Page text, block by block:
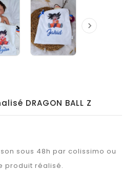

DRAGON BALL Z
sous 48h par colissimo ou
produit réalisé.